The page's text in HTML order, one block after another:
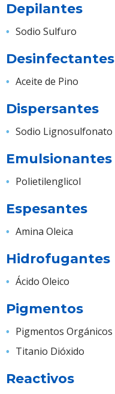
Depilantes
Sodio Sulfuro
Desinfectantes
Aceite de Pino
Dispersantes
Sodio Lignosulfonato
Emulsionantes
Polietilenglicol
Espesantes
Amina Oleica
Hidrofugantes
Ácido Oleico
Pigmentos
Pigmentos Orgánicos
Titanio Dióxido
Reactivos